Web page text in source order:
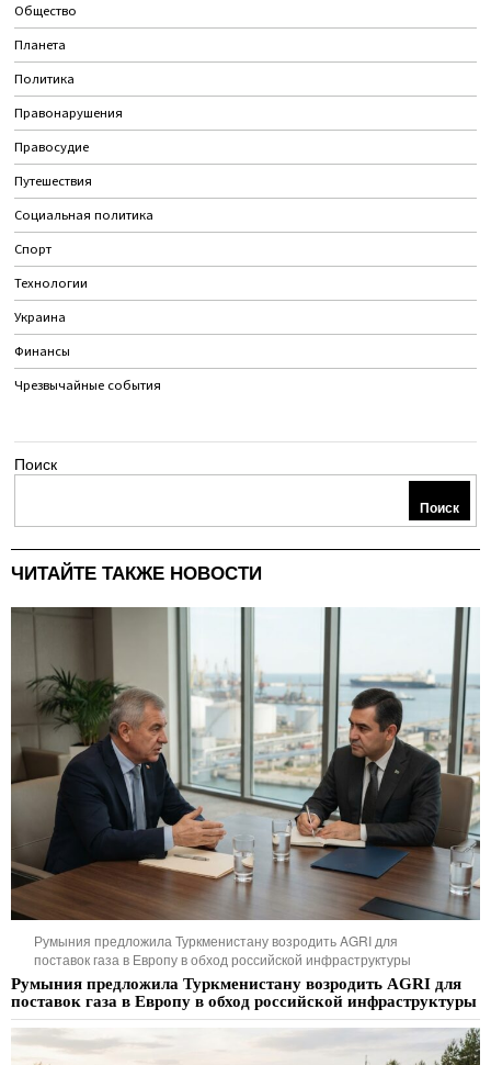
Общество
Планета
Политика
Правонарушения
Правосудие
Путешествия
Социальная политика
Спорт
Технологии
Украина
Финансы
Чрезвычайные события
Поиск
Поиск
ЧИТАЙТЕ ТАКЖЕ НОВОСТИ
Румыния предложила Туркменистану возродить AGRI для
поставок газа в Европу в обход российской инфраструктуры
Румыния предложила Туркменистану возродить AGRI для
поставок газа в Европу в обход российской инфраструктуры